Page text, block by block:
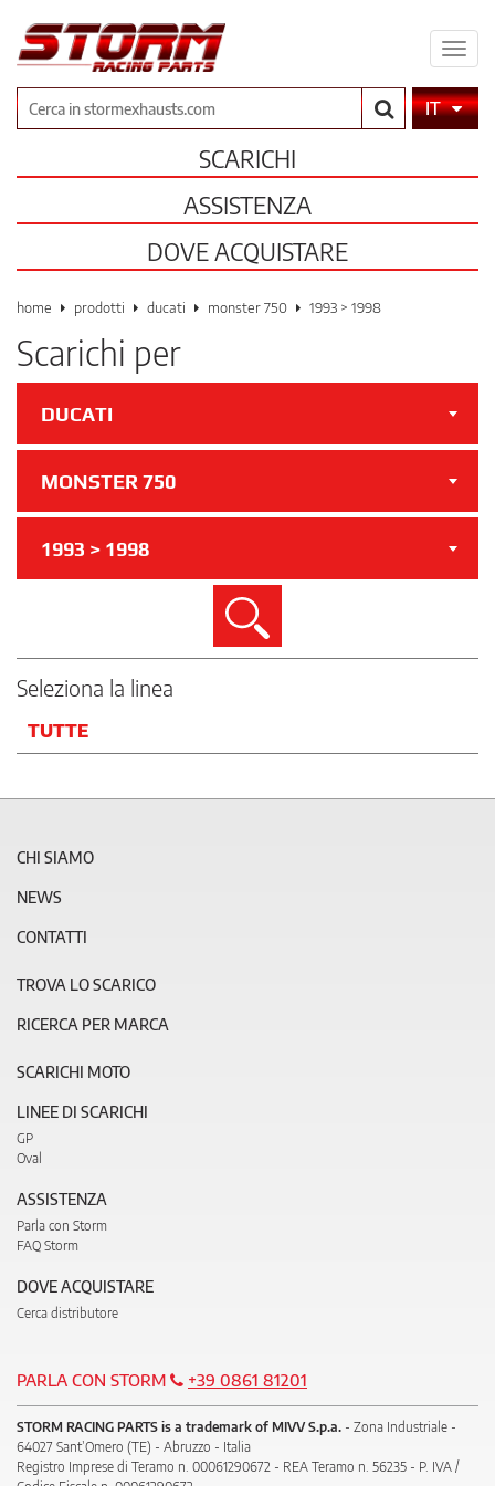
il
CercaIT
SCARICHI
ASSISTENZA
DOVE ACQUISTARE
home prodotti ducati monster 750 1993 > 1998
Scarichi per
DUCATI
MONSTER 750
1993 > 1998
Cerca
Seleziona la linea
TUTTE
CHI SIAMO
NEWS
CONTATTI
TROVA LO SCARICO
RICERCA PER MARCA
SCARICHI MOTO
LINEE DI SCARICHI
GP
Oval
ASSISTENZA
Parla con Storm
FAQ Storm
DOVE ACQUISTARE
Cerca distributore
PARLA CON STORM +39 0861 81201
STORM RACING PARTS is a trademark of MIVV S.p.a. - Zona Industriale -
64027 Sant’Omero (TE) - Abruzzo - Italia
Registro Imprese di Teramo n. 00061290672 - REA Teramo n. 56235 - P. IVA /